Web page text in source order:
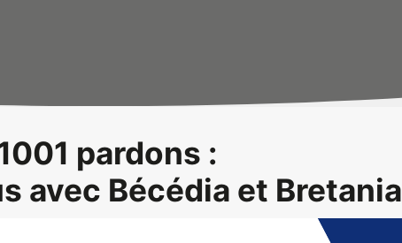
pardons :
avec Bécédia et Bretania